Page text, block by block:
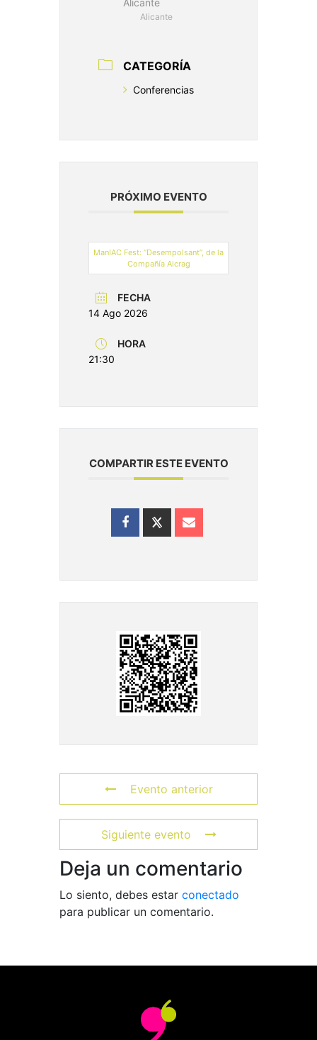
Alicante
CATEGORÍA
Conferencias
PRÓXIMO EVENTO
ManIAC Fest: “Desempolsant”, de la
Compañía Aicrag
FECHA
14 Ago 2026
HORA
21:30
COMPARTIR ESTE EVENTO
Evento anterior
Siguiente evento
Deja un comentario
Lo siento, debes estar conectado
para publicar un comentario.